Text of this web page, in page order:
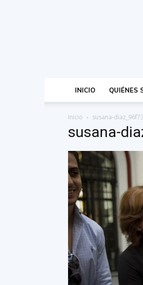
INICIO QUIÉNES
Inicio susana-
susana-